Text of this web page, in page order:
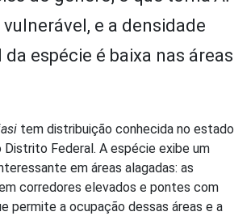
vulnerável, e a densidade
espécie é baixa nas áreas
tem distribuição conhecida no estado
Distrito Federal. A espécie exibe um
em áreas alagadas: as
corredores elevados e pontes com
permite a ocupação dessas áreas e a